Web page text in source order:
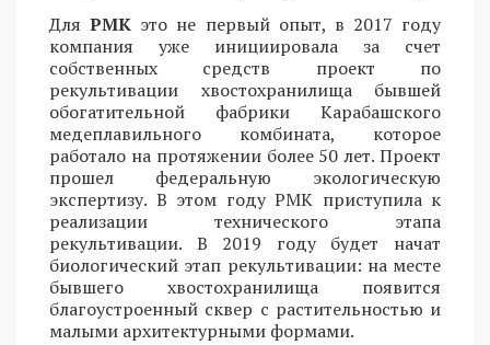
ДляРМК это не первый опыт, в 2017 году
компания уже инициировала за счет
собственных средств проект по
рекультивации хвостохранилища бывшей
обогатительной фабрики Карабашского
медеплавильного комбината, которое
работало на протяжении более 50 лет. Проект
прошел федеральную экологическую
экспертизу. В этом году РМК приступила к
реализации технического этапа
рекультивации. В 2019 году будет начат
биологический этап рекультивации: на месте
бывшего хвостохранилища появится
благоустроенный сквер с растительностью и
малыми архитектурными формами.